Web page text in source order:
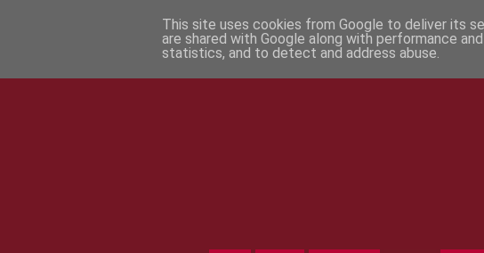
This site uses cookies from Google to deliver its
are shared with Google along with performance
statistics, and to detect and address abuse.